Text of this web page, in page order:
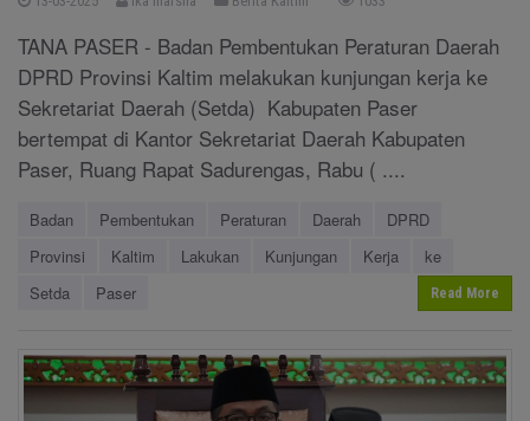
TANA PASER - Badan Pembentukan Peraturan Daerah
DPRD Provinsi Kaltim melakukan kunjungan kerja ke
Sekretariat Daerah (Setda) Kabupaten Paser
bertempat di Kantor Sekretariat Daerah Kabupaten
Paser, Ruang Rapat Sadurengas, Rabu ( ....
Badan Pembentukan Peraturan Daerah
DPRD
Provinsi
Kaltim Lakukan Kunjungan Kerja
ke
Setda
Paser Read More